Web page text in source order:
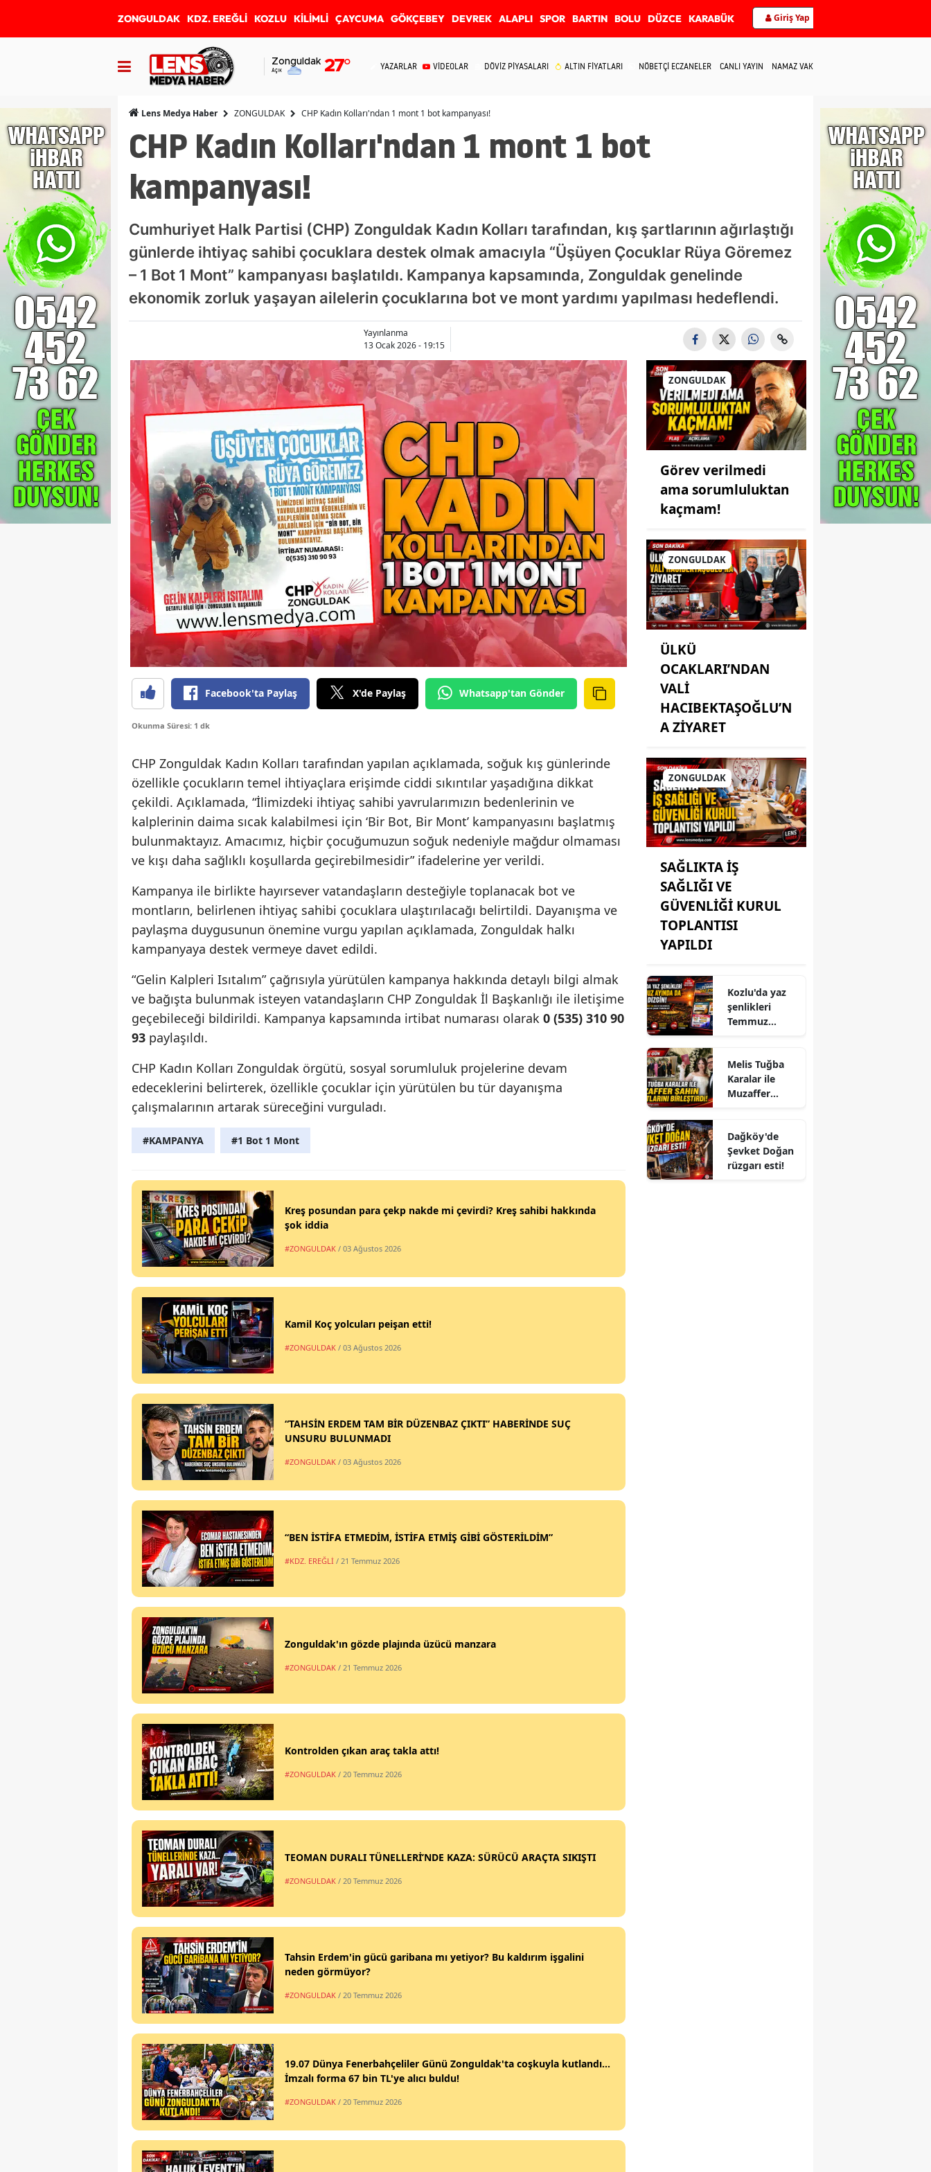
ZONGULDAK KDZ. EREĞLİ KOZLU KİLİMLİ ÇAYCUMA GÖKÇEBEY DEVREK ALAPLI SPOR BARTIN BOLU DÜZCE KARABÜK Giriş Yap
Zonguldak
Açık 27° YAZARLAR VİDEOLAR DÖVİZ PİYASALARI ALTIN FİYATLARI NÖBETÇİ ECZANELER CANLI YAYIN NAMAZ VAKİTLERİ
Lens Medya Haber ZONGULDAK CHP Kadın Kolları'ndan 1 mont 1 bot kampanyası!
CHP Kadın Kolları'ndan 1 mont 1 bot
kampanyası!
Cumhuriyet Halk Partisi (CHP) Zonguldak Kadın Kolları tarafından, kış şartlarının ağırlaştığı
günlerde ihtiyaç sahibi çocuklara destek olmak amacıyla “Üşüyen Çocuklar Rüya Göremez
– 1 Bot 1 Mont” kampanyası başlatıldı. Kampanya kapsamında, Zonguldak genelinde
ekonomik zorluk yaşayan ailelerin çocuklarına bot ve mont yardımı yapılması hedeflendi.
Yayınlanma
13 Ocak 2026 - 19:15
Facebook'ta Paylaş X'de Paylaş Whatsapp'tan Gönder
Okunma Süresi: 1 dk
CHP Zonguldak Kadın Kolları tarafından yapılan açıklamada, soğuk kış günlerinde
özellikle çocukların temel ihtiyaçlara erişimde ciddi sıkıntılar yaşadığına dikkat
çekildi. Açıklamada, “İlimizdeki ihtiyaç sahibi yavrularımızın bedenlerinin ve
kalplerinin daima sıcak kalabilmesi için ‘Bir Bot, Bir Mont’ kampanyasını başlatmış
bulunmaktayız. Amacımız, hiçbir çocuğumuzun soğuk nedeniyle mağdur olmaması
ve kışı daha sağlıklı koşullarda geçirebilmesidir” ifadelerine yer verildi.
Kampanya ile birlikte hayırsever vatandaşların desteğiyle toplanacak bot ve
montların, belirlenen ihtiyaç sahibi çocuklara ulaştırılacağı belirtildi. Dayanışma ve
paylaşma duygusunun önemine vurgu yapılan açıklamada, Zonguldak halkı
kampanyaya destek vermeye davet edildi.
“Gelin Kalpleri Isıtalım” çağrısıyla yürütülen kampanya hakkında detaylı bilgi almak
ve bağışta bulunmak isteyen vatandaşların CHP Zonguldak İl Başkanlığı ile iletişime
geçebileceği bildirildi. Kampanya kapsamında irtibat numarası olarak 0 (535) 310 90
93 paylaşıldı.
CHP Kadın Kolları Zonguldak örgütü, sosyal sorumluluk projelerine devam
edeceklerini belirterek, özellikle çocuklar için yürütülen bu tür dayanışma
çalışmalarının artarak süreceğini vurguladı.
#KAMPANYA #1 Bot 1 Mont
Kreş posundan para çekp nakde mi çevirdi? Kreş sahibi hakkında
şok iddia
#ZONGULDAK / 03 Ağustos 2026
Kamil Koç yolcuları peişan etti!
#ZONGULDAK / 03 Ağustos 2026
“TAHSİN ERDEM TAM BİR DÜZENBAZ ÇIKTI” HABERİNDE SUÇ
UNSURU BULUNMADI
#ZONGULDAK / 03 Ağustos 2026
“BEN İSTİFA ETMEDİM, İSTİFA ETMİŞ GİBİ GÖSTERİLDİM”
#KDZ. EREĞLİ / 21 Temmuz 2026
Zonguldak'ın gözde plajında üzücü manzara
#ZONGULDAK / 21 Temmuz 2026
Kontrolden çıkan araç takla attı!
#ZONGULDAK / 20 Temmuz 2026
TEOMAN DURALI TÜNELLERİ’NDE KAZA: SÜRÜCÜ ARAÇTA SIKIŞTI
#ZONGULDAK / 20 Temmuz 2026
Tahsin Erdem'in gücü garibana mı yetiyor? Bu kaldırım işgalini
neden görmüyor?
#ZONGULDAK / 20 Temmuz 2026
19.07 Dünya Fenerbahçeliler Günü Zonguldak'ta coşkuyla kutlandı...
İmzalı forma 67 bin TL'ye alıcı buldu!
#ZONGULDAK / 20 Temmuz 2026
ZONGULDAK
Görev verilmedi
ama sorumluluktan
kaçmam!
ZONGULDAK
ÜLKÜ
OCAKLARI’NDAN
VALİ
HACIBEKTAŞOĞLU’N
A ZİYARET
ZONGULDAK
SAĞLIKTA İŞ
SAĞLIĞI VE
GÜVENLİĞİ KURUL
TOPLANTISI
YAPILDI
Kozlu'da yaz
şenlikleri
Temmuz
ediyor!
Melis Tuğba
Karalar ile
Muzaffer
Birleştirdi!
Dağköy'de
Şevket Doğan
rüzgarı esti!